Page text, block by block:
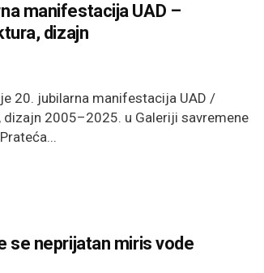
manifestacija UAD –
dizajn
20. jubilarna manifestacija UAD /
dizajn 2005–2025. u Galeriji savremene
se neprijatan miris vode